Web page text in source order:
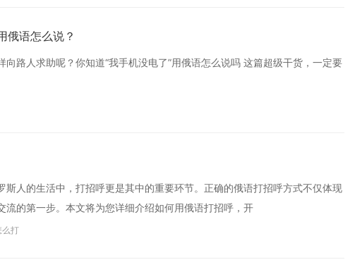
俄语怎么说？
路人求助呢？你知道“我手机没电了”用俄语怎么说吗 这篇超级干货，一定要
人的生活中，打招呼更是其中的重要环节。正确的俄语打招呼方式不仅体现
流的第一步。本文将为您详细介绍如何用俄语打招呼，开
么打